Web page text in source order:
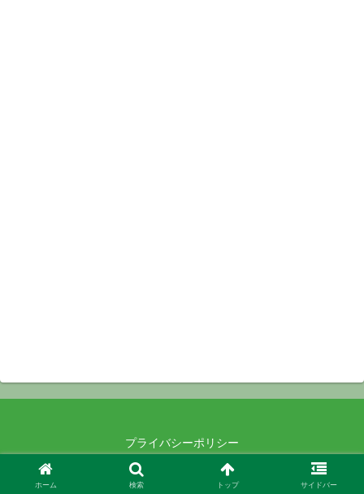
プライバシーポリシー
ホーム 検索 トップ サイドバー